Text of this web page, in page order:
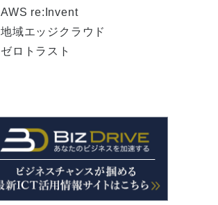
AWS re:Invent
地域エッジクラウド
ゼロトラスト